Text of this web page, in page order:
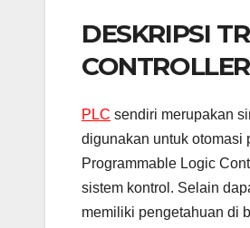
DESKRIPSI
PLC sendiri merupakan
digunakan untuk otomasi
Programmable Logic
sistem kontrol. Selain
memiliki pengetahuan di